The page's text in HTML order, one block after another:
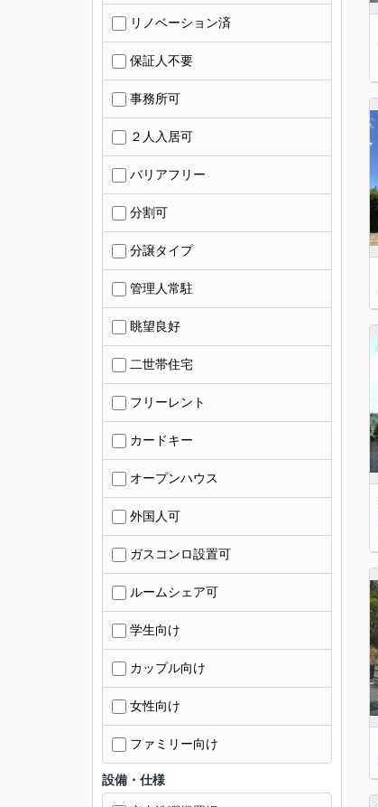
リノベーション済
保証人不要
事務所可
２人入居可
バリアフリー
分割可
分譲タイプ
管理人常駐
眺望良好
二世帯住宅
フリーレント
カードキー
オープンハウス
外国人可
ガスコンロ設置可
ルームシェア可
学生向け
カップル向け
女性向け
ファミリー向け
設備・仕様